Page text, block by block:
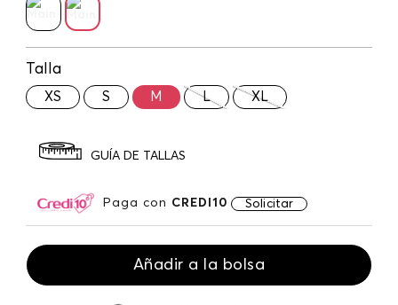
Talla
XS S M L XL
GUÍA DE TALLAS
Paga con CREDI10 Solicitar
Añadir a la bolsa